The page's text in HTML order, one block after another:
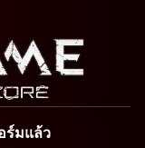
ร์มแล้ว